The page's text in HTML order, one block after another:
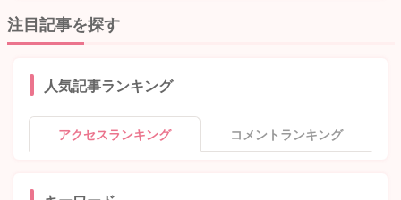
注目記事を探す
人気記事ランキング
アクセスランキング コメントランキング